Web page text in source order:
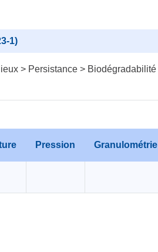
1)
> Persistance > Biodégradabilité
Pression Granulométrie